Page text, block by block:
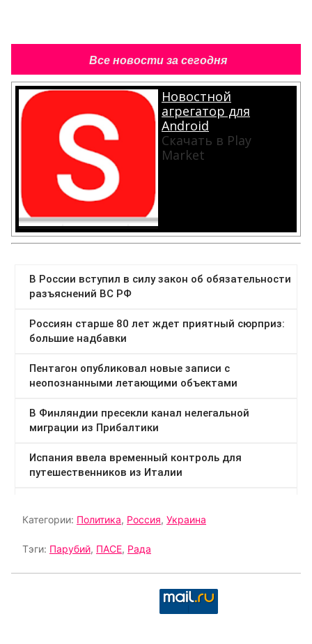
Все новости за сегодня
Новостной
агрегатор для
Android
Скачать в Play
Market
Категории: Политика, Россия, Украина
Тэги: Парубий, ПАСЕ, Рада